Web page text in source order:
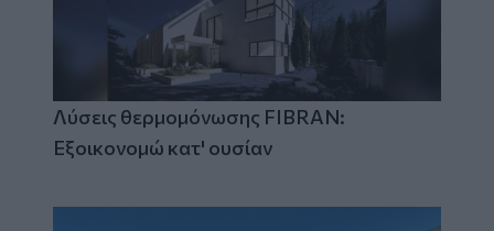
Λύσεις θερμομόνωσης FIBRAN:
Εξοικονομώ κατ' ουσίαν